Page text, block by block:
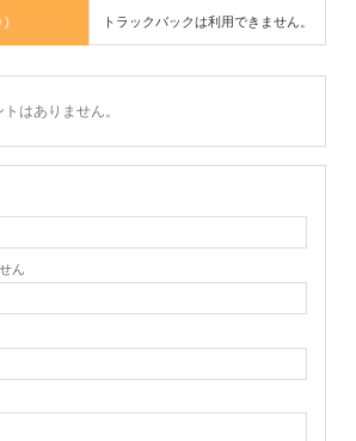
) トラックバックは利用できません。
はありません。
せん